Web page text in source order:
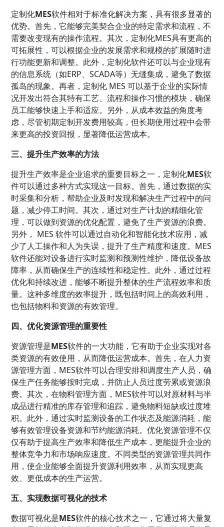
定制化MES软件相对于标准化解决方案，具有很多显著的
优势。首先，它能够完美契合企业的特定需求和流程，不
需要改变现有的操作流程。其次，定制化MES具有更高的
可拓展性，可以根据企业的发展需求和规模的扩展随时进
行功能更新和调整。此外，定制化软件还可以与企业现有
的信息系统（如ERP、SCADA等）无缝集成，避免了数据
孤岛的现象。再者，定制化 MES 可以基于企业的实际情
况开发出符合其特有工艺、流程和操作习惯的模块，确保
员工能够快速上手和适应。另外，从成本效益的角度考
虑，尽管初期定制开发费用较高，但长期使用过程中会带
来更高的投资回报，显著降低运营成本。
三、提升生产效率的方法
提升生产效率是企业追求的重要目标之一，定制化MES软
件可以通过多种方式实现这一目标。首先，通过数据的实
时采集和分析，帮助企业及时发现和解决生产过程中的问
题，减少停工时间。其次，通过对生产计划的精细化管
理，可以做到资源的优化配置，避免了生产资源的浪费。
另外， MES 软件可以通过自动化和智能化技术应用，减
少了人工操作和人为失误，提升了生产精度和速度。MES
软件还能对设备进行实时监测和预测性维护，降低设备故
障率，从而确保生产的连续性和稳定性。此外，通过过程
优化和持续改进，能够不断提升整体的生产流程效率和质
量。这种多维度的效率提升，既包括时间上的高效利用，
也包括物料和资源的有效管理。
四、优化资源管理的重要性
资源管理是MES软件的一大功能，它有助于企业实现对各
类资源的有效使用，从而降低运营成本。首先，在人力资
源管理方面，MES软件可以合理安排和调度生产人员，确
保生产任务能够按时完成，并防止人员过度劳累或资源浪
费。其次，在物料管理方面，MES软件可以对原材料与半
成品进行精准的库存管理和追踪，避免物料短缺或过度堆
积。此外，通过实时监测设备的工作状态及能源消耗，能
够有效管理设备资源和节约能源消耗。优化资源管理不仅
仅有助于提高生产效率和降低生产成本，更能提升企业的
整体竞争力和市场响应速度。不同类型的资源管理共同作
用，使企业能够全面提升资源利用效率，从而实现更高
效、更低成本的生产运营。
五、实现数据可视化的技术
数据可视化是MES软件的核心技术之一，它通过将大量复